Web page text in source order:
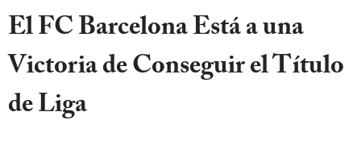
El FC Barcelona Está a una
Victoria de Conseguir el Título
de Liga